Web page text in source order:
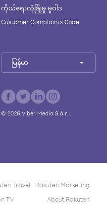
ကိုယ်ရေးလုံခြုံမှု မူဝါဒ
Customer Complaints Code
မြန်မာ
© 2026Viber Media S.à r.l.
Travel
Rakuten Marketing
TV About Rakuten